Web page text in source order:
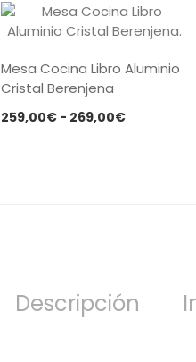
Mesa Cocina Libro Aluminio
Cristal Berenjena
259,00€ - 269,00€Rango
Descripción